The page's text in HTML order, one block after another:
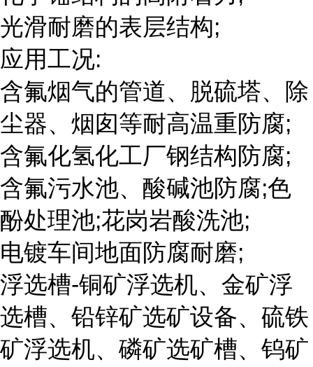
光滑耐磨的表层结构;
应用工况:
含氟烟气的管道、脱硫塔、除
尘器、烟囱等耐高温重防腐;
含氟化氢化工厂钢结构防腐;
含氟污水池、酸碱池防腐;色
酚处理池;花岗岩酸洗池;
电镀车间地面防腐耐磨;
浮选槽-铜矿浮选机、金矿浮
选槽、铅锌矿选矿设备、硫铁
矿浮选机、磷矿选矿槽、钨矿